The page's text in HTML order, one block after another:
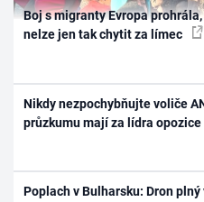
Boj s migranty Evropa
nelze jen tak chytit za límec
Nikdy nezpochybňujte voliče
průzkumu mají za lídra opozice
Poplach v Bulharsku: Dron